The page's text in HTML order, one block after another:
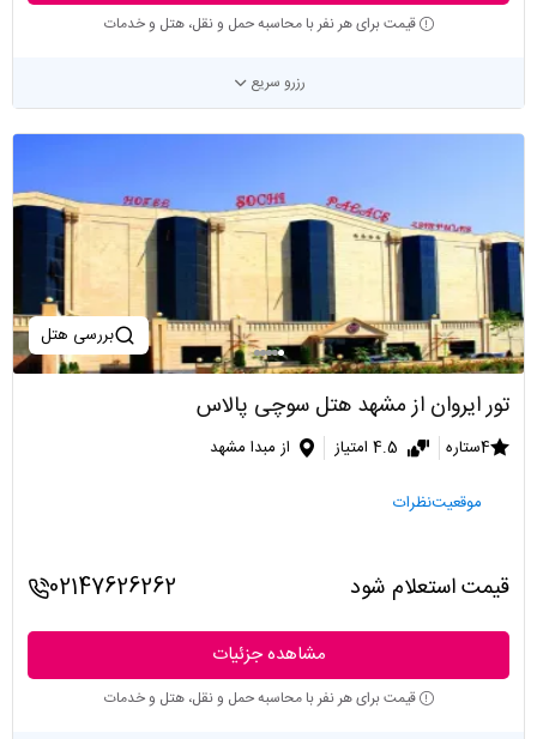
قیمت برای هر نفر با محاسبه حمل و نقل، هتل و خدمات
رزرو سریع
بررسی هتل
تور ایروان از مشهد هتل سوچی پالاس
4ستاره 4.5 امتیاز از مبدا مشهد
موقعیتنظرات
قیمت استعلام شود 02147626262
مشاهده جزئیات
قیمت برای هر نفر با محاسبه حمل و نقل، هتل و خدمات